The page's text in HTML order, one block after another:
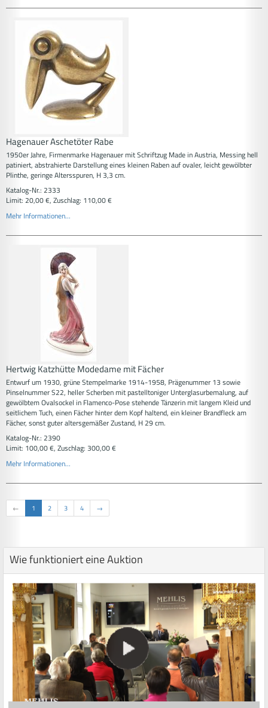
Hagenauer Aschetöter Rabe
1950er Jahre, Firmenmarke Hagenauer mit Schriftzug Made in Austria, Messing hell
patiniert, abstrahierte Darstellung eines kleinen Raben auf ovaler, leicht gewölbter
Plinthe, geringe Altersspuren, H 3,3 cm.
Katalog-Nr.: 2333
Limit: 20,00 €, Zuschlag: 110,00 €
Mehr Informationen...
Hertwig Katzhütte Modedame mit Fächer
Entwurf um 1930, grüne Stempelmarke 1914-1958, Prägenummer 13 sowie
Pinselnummer S22, heller Scherben mit pastelltoniger Unterglasurbemalung, auf
gewölbtem Ovalsockel in Flamenco-Pose stehende Tänzerin mit langem Kleid und
seitlichem Tuch, einen Fächer hinter dem Kopf haltend, ein kleiner Brandfleck am
Fächer, sonst guter altersgemäßer Zustand, H 29 cm.
Katalog-Nr.: 2390
Limit: 100,00 €, Zuschlag: 300,00 €
Mehr Informationen...
← 1 2 3 4 →
Wie funktioniert eine Auktion